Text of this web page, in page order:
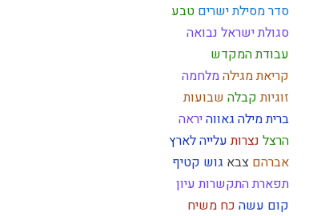
סדר מסילת ישרים טבע
סגולת ישראל נבואה
עבודת המקדש
קריאת מגילהמלחמה
זוגיותקבלה שבועות
ברית מילה גאווהיראה
הרצל נצרותעלייה לארץ
אברהם צבא גוש קטיף
תפארת התקשרות עיון
קום עשה כח משיח